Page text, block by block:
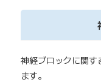
神経ブロックに関す
ます。